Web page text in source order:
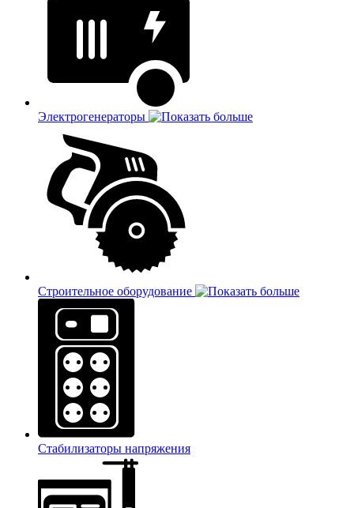
Электрогенераторы
Строительное оборудование
Стабилизаторы напряжения